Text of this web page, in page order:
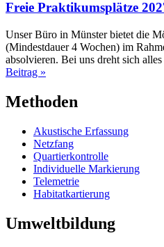
Freie Praktikumsplätze
Unser Büro in Münster bietet die
(Mindestdauer 4 Wochen) im
absolvieren. Bei uns dreht sich
Beitrag »
Methoden
Akustische Erfassung
Netzfang
Quartierkontrolle
Individuelle Markierung
Telemetrie
Habitatkartierung
Umweltbildung